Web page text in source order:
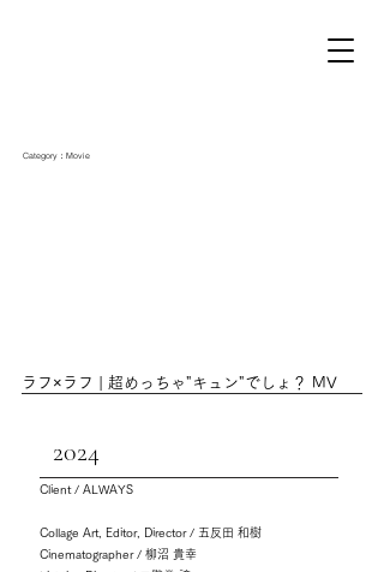
Category：Movie
ラフ×ラフ | 超めっちゃ"キュン"でしょ？ MV
2024
Client / ALWAYS
Collage Art, Editor, Director / 五反田 和樹
Cinematographer / 柳沼 貴幸